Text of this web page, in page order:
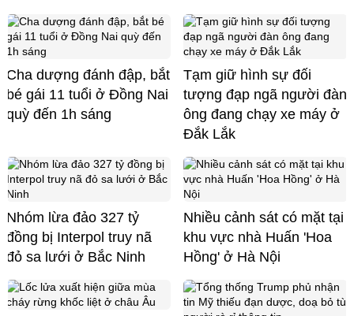
Cha dượng đánh đập, bắt
bé gái 11 tuổi ở Đồng Nai
quỳ đến 1h sáng
Tạm giữ hình sự đối
tượng đạp ngã người đàn
ông đang chạy xe máy ở
Đắk Lắk
Nhóm lừa đảo 327 tỷ
đồng bị Interpol truy nã
đỏ sa lưới ở Bắc Ninh
Nhiều cảnh sát có mặt tại
khu vực nhà Huấn 'Hoa
Hồng' ở Hà Nội